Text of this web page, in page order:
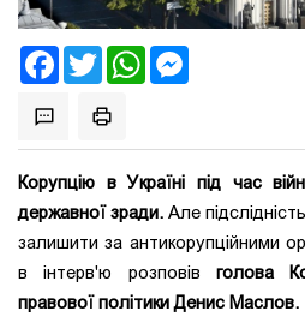
FacebookTwitter WhatsApp
Корупцію в Україні під час
державної зради. Але
залишити за антикорупційними
в інтерв'ю розповів голова
правової політики Денис Маслов.